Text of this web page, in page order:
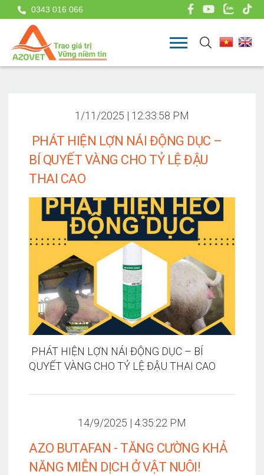
0343 016 066
1/11/2025 | 12:33:58 PM
​​​​​​​ PHÁT HIỆN LỢN NÁI ĐỘNG DỤC –
BÍ QUYẾT VÀNG CHO TỶ LỆ ĐẬU
THAI CAO
​​​​​​​ PHÁT HIỆN LỢN NÁI ĐỘNG DỤC – BÍ
QUYẾT VÀNG CHO TỶ LỆ ĐẬU THAI CAO
14/9/2025 | 4:35:22 PM
AZO BUTAFAN - TĂNG CƯỜNG KHẢ
NĂNG MIỄN DỊCH Ở VẬT NUÔI!